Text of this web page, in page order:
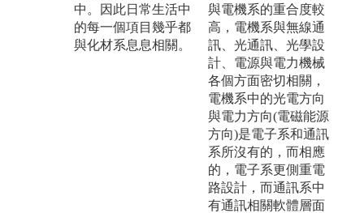
中。因此日常生活中
的每一個項目幾乎都
與化材系息息相關。
與電機系的重合度較
高，電機系與無線通
訊、光通訊、光學設
計、電源與電力機械
各個方面密切相關，
電機系中的光電方向
與電力方向(電磁能源
方向)是電子系和通訊
系所沒有的，而相應
的，電子系更側重電
路設計，而通訊系中
有通訊相關軟體層面